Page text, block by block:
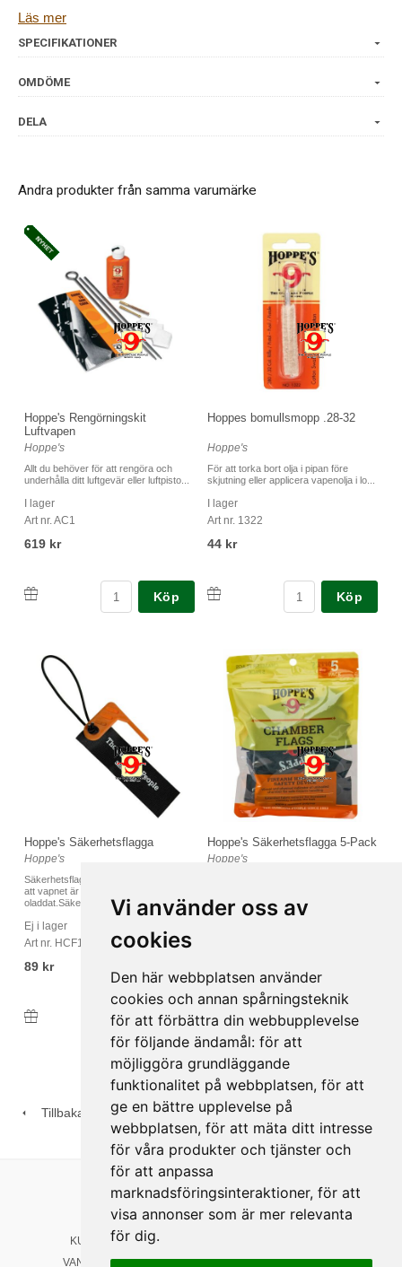
Vi använder oss av
cookies
Den här webbplatsen använder
cookies och annan spårningsteknik
för att förbättra din webbupplevelse
för följande ändamål: för att
möjliggöra grundläggande
funktionalitet på webbplatsen, för att
ge en bättre upplevelse på
webbplatsen, för att mäta ditt intresse
för våra produkter och tjänster och
för att anpassa
marknadsföringsinteraktioner, för att
visa annonser som är mer relevanta
för dig.
Antal: 300st
Material: Bomull
Mycket hög uppsugningsförmåga.
Hoppe?s No. 9 bistått jägare och skyttar med pålitliga
Produkter som rengör, skyddar och förbättrar precisionen.
Läs mer
SPECIFIKATIONER
OMDÖME
DELA
Andra produkter från samma varumärke
Hoppe's Rengörningskit
Luftvapen
Hoppe's
Allt du behöver för att rengöra och
underhålla ditt luftgevär eller luftpisto...
I lager
Art nr. AC1
619 kr
Köp
Hoppes bomullsmopp .28-32
Hoppe's
För att torka bort olja i pipan före
skjutning eller applicera vapenolja i lo...
I lager
Art nr. 1322
44 kr
Köp
Hoppe's Säkerhetsflagga
Hoppe's
Säkerhetsflagga som tydligt signalerar
att vapnet är
oladdat.Säkerhetsflaggan...
Ej i lager
Art nr. HCF1
89 kr
Köp
Hoppe's Säkerhetsflagga 5-Pack
Hoppe's
oladdat. Säkerhetsflagga...
Köp
Tillbaka
Länkar
HEM
KUNDSERVICE
VANLIGA FRÅGOR
Följ oss
Facebook